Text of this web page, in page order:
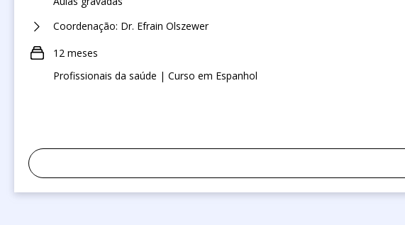
Coordenação: Dr. Efrain Olszewer
12 meses
Profissionais da saúde | Curso em Espanhol